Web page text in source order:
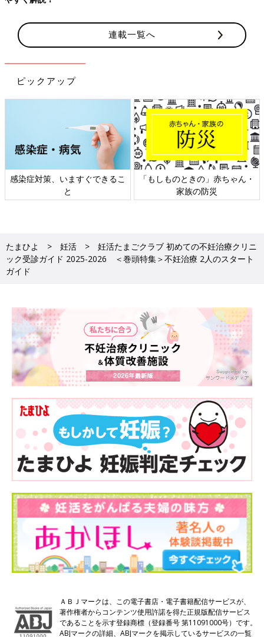
連載一覧へ
ピックアップ
日本外来小児科学会リーフレッ
ト検討会
六星占術 細木かおりさんの人生
相談
たまひよ 妊活
妊活たまごクラブ 初めての不妊治療クリニ
ック受診ガイド 2025-2026 ＜巻頭特集＞不妊治療 2人のスタート
ガイド
ＡＢＪマークは、この電子書店・電子書籍配信サービスが、
著作権者からコンテンツ使用許諾を得た正規版配信サービス
であることを示す登録商標（登録番号 第11091000号）です。
ABJマークの詳細、ABJマークを掲示しているサービスの一覧